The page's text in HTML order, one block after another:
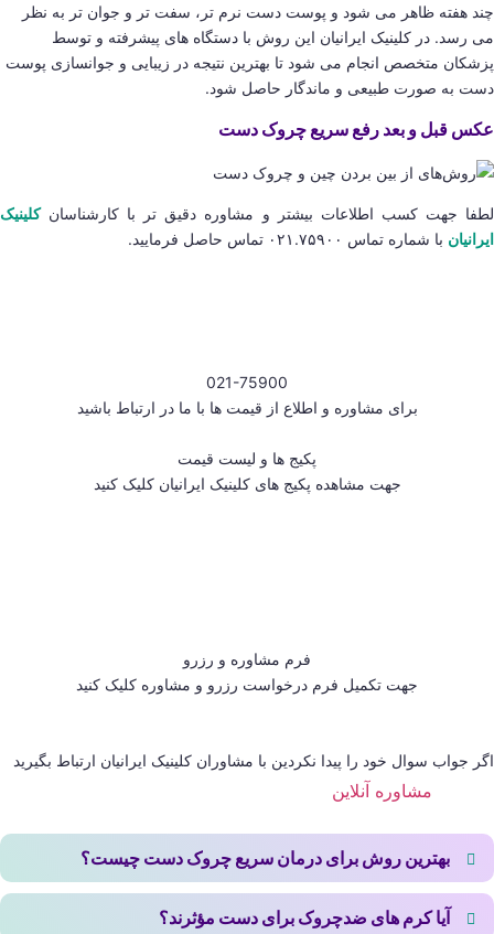
چند هفته ظاهر می شود و پوست دست نرم تر، سفت تر و جوان تر به نظر
می رسد. در کلینیک ایرانیان این روش با دستگاه های پیشرفته و توسط
پزشکان متخصص انجام می شود تا بهترین نتیجه در زیبایی و جوانسازی پوست
دست به صورت طبیعی و ماندگار حاصل شود.
عکس قبل و بعد رفع سریع چروک دست
لطفا جهت کسب اطلاعات بیشتر و مشاوره دقیق تر با کارشناسانکلینیک
ایرانیان با شماره تماس ۰۲۱.۷۵۹۰۰ تماس حاصل فرمایید.
021-75900
برای مشاوره و اطلاع از قیمت ها با ما در ارتباط باشید
پکیج ها و لیست قیمت
جهت مشاهده پکیج های کلینیک ایرانیان کلیک کنید
فرم مشاوره و رزرو
جهت تکمیل فرم درخواست رزرو و مشاوره کلیک کنید
اگر جواب سوال خود را پیدا نکردین با مشاوران کلینیک ایرانیان ارتباط بگیرید
مشاوره آنلاین
بهترین روش برای درمان سریع چروک دست چیست؟
روش‌هایی مانند تزریق ژل یا چربی سریع‌ترین نتیجه را دارند و بلافاصله
پوست دست را جوان‌تر نشان می‌دهند.
آیا کرم های ضدچروک برای دست مؤثرند؟